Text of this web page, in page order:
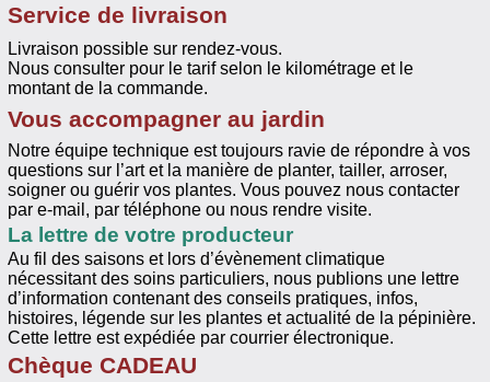
Service de livraison
Livraison possible sur rendez-vous.
Nous consulter pour le tarif selon le kilométrage et le
montant de la commande.
Vous accompagner au jardin
Notre équipe technique est toujours ravie de répondre à vos
questions sur l’art et la manière de planter, tailler, arroser,
soigner ou guérir vos plantes. Vous pouvez nous contacter
par e-mail, par téléphone ou nous rendre visite.
La lettre de votre producteur
Au fil des saisons et lors d’évènement climatique
nécessitant des soins particuliers, nous publions une lettre
d’information contenant des conseils pratiques, infos,
histoires, légende sur les plantes et actualité de la pépinière.
Cette lettre est expédiée par courrier électronique.
Chèque CADEAU